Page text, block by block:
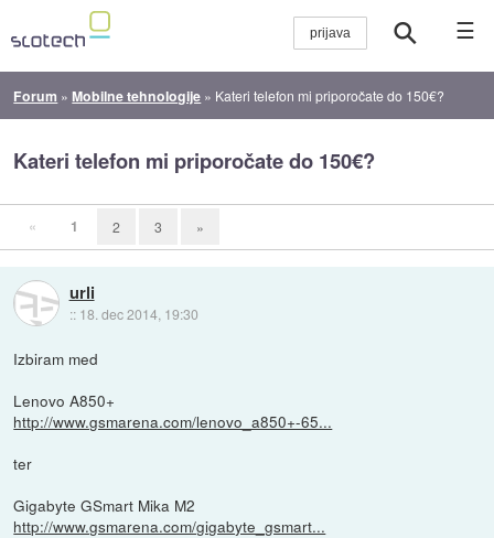
☰
Forum »Mobilne tehnologije » Kateri telefon mi priporočate do 150€?
Kateri telefon mi priporočate do 150€?
« 1 2 3 »
urli
:: 18. dec 2014, 19:30
Izbiram med
Lenovo A850+
http://www.gsmarena.com/lenovo_a850+-65...
ter
Gigabyte GSmart Mika M2
http://www.gsmarena.com/gigabyte_gsmart...